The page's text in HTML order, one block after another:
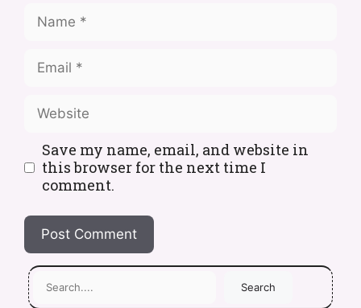
Save my name, email, and website in
this browser for the next time I
comment.
Search